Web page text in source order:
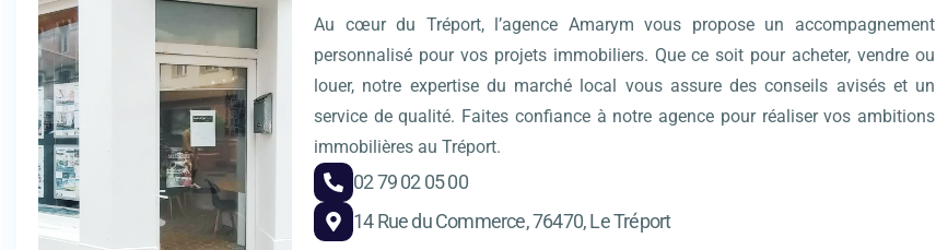
Au cœur du Tréport, l’agence Amarym vous propose un accompagnement
personnalisé pour vos projets immobiliers. Que ce soit pour acheter, vendre ou
louer, notre expertise du marché local vous assure des conseils avisés et un
service de qualité. Faites confiance à notre agence pour réaliser vos ambitions
immobilières au Tréport.
02 79 02 05 00
14 Rue du Commerce, 76470, Le Tréport